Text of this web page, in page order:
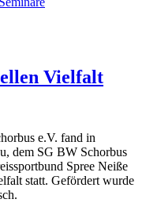
Vielfalt
e.V. fand in
dem SG BW Schorbus
Spree Neiße
statt. Gefördert wurde